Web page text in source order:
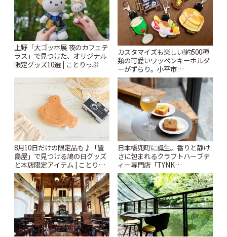
上野「大ゴッホ展 夜のカフェテ
ラス」で見つけた、オリジナル
限定グッズ10選 | ことりっぷ
カスタマイズも楽しい!約500種
類の可愛いワッペンキーホルダ
ーがずらり。小平市
「Kimamaya T&K」 | ことりっ
ぷ
8月10日だけの限定品も♪「豊
島屋」で見つける鳩の日グッズ
と本店限定アイテム | ことりっ
ぷ
日本橋兜町に誕生。香りと静け
さに包まれるクラフトハーブテ
ィー専門店「TYNK
Kabutocho」 | ことりっぷ